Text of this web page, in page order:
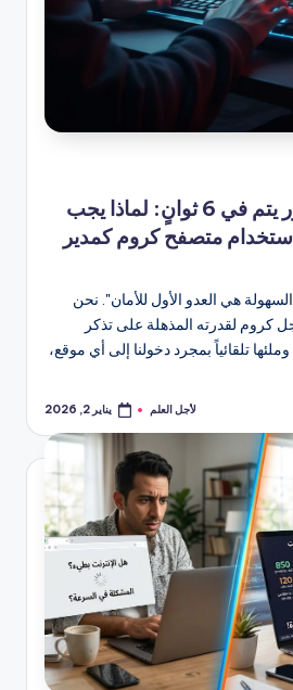
اختراق كلمة المرور يتم في 6 ثوانٍ: لماذا يجب
متصفح كروم كمدير
هي العدو الأول للأمان". نحن
لقدرته المذهلة على تذكر
تلقائياً بمجرد دخولنا إلى أي موقع،
تمّ
لأجل العلم يناير 2, 2026